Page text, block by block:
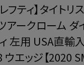
フティ】タイトリ
アークローム ダ
左用 USA直輸
エッジ【2020